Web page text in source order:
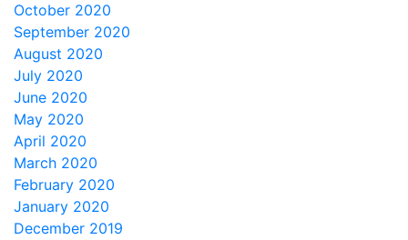
October 2020
September 2020
August 2020
July 2020
June 2020
May 2020
April 2020
March 2020
February 2020
January 2020
December 2019